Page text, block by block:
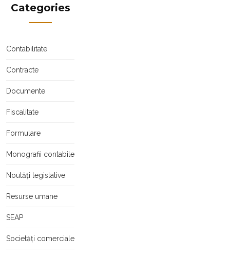
Categories
Contabilitate
Contracte
Documente
Fiscalitate
Formulare
Monografii contabile
Noutăți legislative
Resurse umane
SEAP
Societăți comerciale